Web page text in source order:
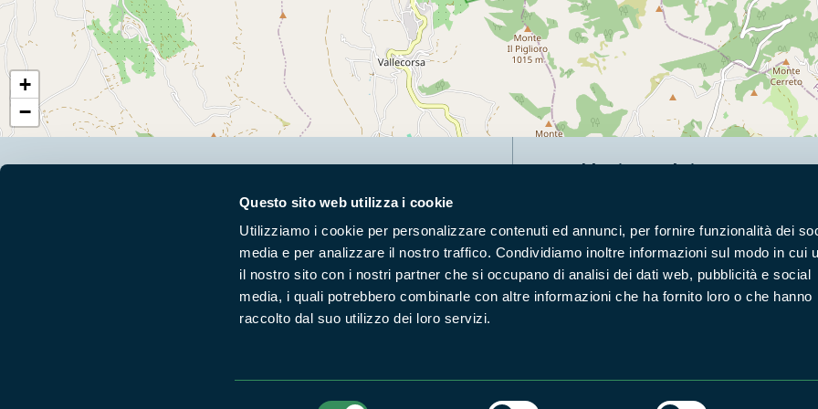
Questo sito web utilizza i cookie
Utilizziamo i cookie per personalizzare contenuti ed annunci, per fornire funzionalità dei
media e per analizzare il nostro traffico. Condividiamo inoltre informazioni sul modo in cui
il nostro sito con i nostri partner che si occupano di analisi dei dati web, pubblicità e social
media, i quali potrebbero combinarle con altre informazioni che ha fornito loro o che hanno
raccolto dal suo utilizzo dei loro servizi.
+
−
Naviga nel sito
Enti di gestione
Storie
Prodotti Natura in Campo